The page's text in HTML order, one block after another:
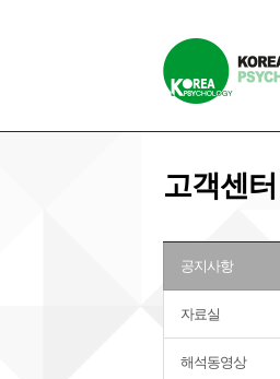
고객센터
공지사항
자료실
해석동영상